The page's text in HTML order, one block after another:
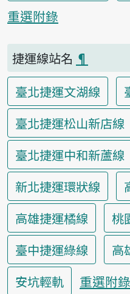
重選附錄
捷運線站名 ¶
臺北捷運文湖線
臺北捷運松山新店線
臺北捷運中和新蘆線
新北捷運環狀線
高雄捷運橘線
桃
臺中捷運綠線
高
安坑輕軌
重選附錄